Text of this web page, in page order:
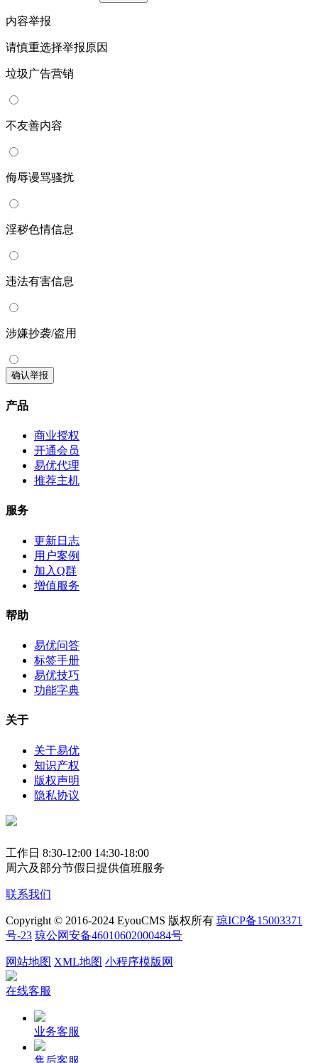
内容举报
请慎重选择举报原因
垃圾广告营销
不友善内容
侮辱谩骂骚扰
淫秽色情信息
违法有害信息
涉嫌抄袭/盗用
确认举报
产品
商业授权
开通会员
易优代理
推荐主机
服务
更新日志
用户案例
加入Q群
增值服务
帮助
易优问答
标签手册
易优技巧
功能字典
关于
关于易优
知识产权
版权声明
隐私协议
工作日 8:30-12:00 14:30-18:00
周六及部分节假日提供值班服务
联系我们
Copyright © 2016-2024 EyouCMS 版权所有 琼ICP备15003371
号-23 琼公网安备46010602000484号
网站地图 XML地图 小程序模版网
在线客服
业务客服
售后客服